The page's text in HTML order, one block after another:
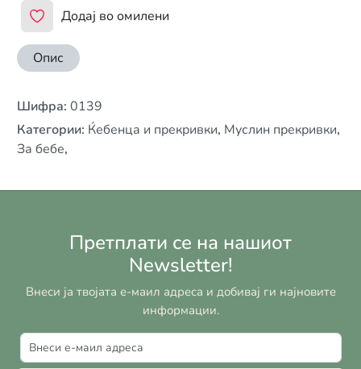
Додај во омилени
Опис
Шифра: 0139
Категории: Ќебенца и прекривки, Муслин прекривки,
За бебе,
Претплати се на нашиот
Newsletter!
Внеси ја твојата е-маил адреса и добивај ги најновите
информации.